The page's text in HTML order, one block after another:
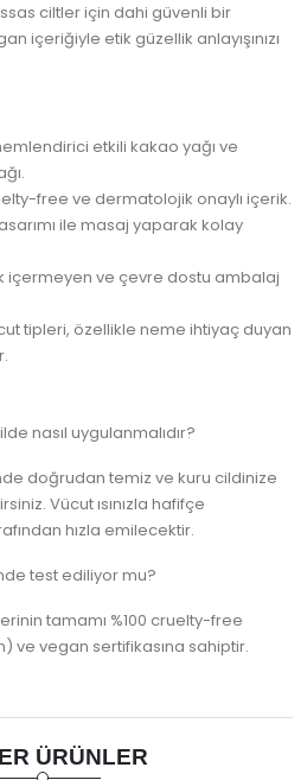
ciltler için dahi güvenli bir
içeriğiyle etik güzellik anlayışınızı
etkili kakao yağı ve
free ve dermatolojik onaylı içerik.
ile masaj yaparak kolay
içermeyen ve çevre dostu ambalaj
tipleri, özellikle neme ihtiyaç duyan
nasıl uygulanmalıdır?
doğrudan temiz ve kuru cildinize
Vücut ısınızla hafifçe
hızla emilecektir.
test ediliyor mu?
tamamı %100 cruelty-free
ve vegan sertifikasına sahiptir.
ÜRÜNLER